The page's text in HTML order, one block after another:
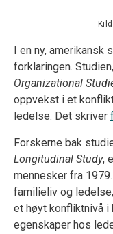
I en ny, amerikansk
forklaringen.
Organizational
oppvekst i et
ledelse. Det skriver
Forskerne bak
Longitudinal Study,
mennesker fra
familieliv og
et høyt konfliktnivå i
egenskaper hos